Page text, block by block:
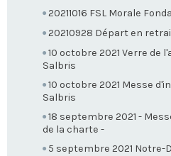
20211016 FSL Morale
20210928 Départ en
10 octobre 2021 Verre de
Salbris
10 octobre 2021 Messe
Salbris
18 septembre 2021 -
de la charte -
5 septembre 2021 Notre-